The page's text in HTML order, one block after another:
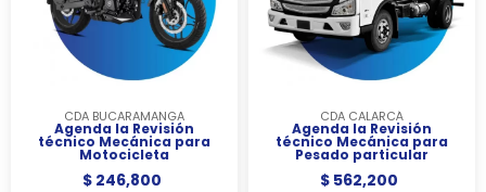
CDA BUCARAMANGA
Agenda la Revisión
técnico Mecánica para
Motocicleta
$ 246,800
CDA CALARCÁ
Agenda la Revisión
técnico Mecánica para
Pesado particular
$ 562,200